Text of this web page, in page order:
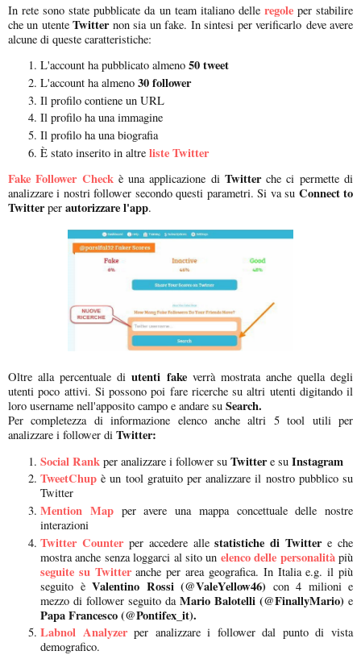
In rete sono state pubblicate da un team italiano delle regoleper stabilire
che un utenteTwitternon sia un fake. In sintesi per verificarlo deve avere
alcune di queste caratteristiche:
L'account ha pubblicato almeno 50 tweet
L'account ha almeno 30 follower
Il profilo contiene un URL
Il profilo ha una immagine
Il profilo ha una biografia
È stato inserito in altre liste Twitter
Fake Follower Checkè una applicazione di Twitterche ci permette di
analizzare i nostri follower secondo questi parametri. Si va su Connect to
Twitterper autorizzare l'app.
Oltre alla percentuale diutenti fakeverrà mostrata anche quella degli
utenti poco attivi. Si possono poi fare ricerche su altri utenti digitando il
loro username nell'apposito campo e andare su Search.
Per completezza di informazione elenco anche altri 5 tool utili per
analizzare i follower di Twitter:
Social Rank per analizzare i follower su Twittere su Instagram
TweetChup è un tool gratuito per analizzare il nostro pubblico su
Twitter
Mention Mapper avere una mappa concettuale delle nostre
interazioni
Twitter Counterper accedere allestatistiche di Twittere che
mostra anche senza loggarci al sito un elenco delle personalitàpiù
seguite su Twitteranche per area geografica. In Italia e.g. il più
seguito è Valentino Rossi (@ValeYellow46) con 4 milioni e
mezzo di follower seguito daMario Balotelli (@FinallyMario) e
Papa Francesco (@Pontifex_it).
Labnol Analyzerper analizzare i follower dal punto di vista
demografico.